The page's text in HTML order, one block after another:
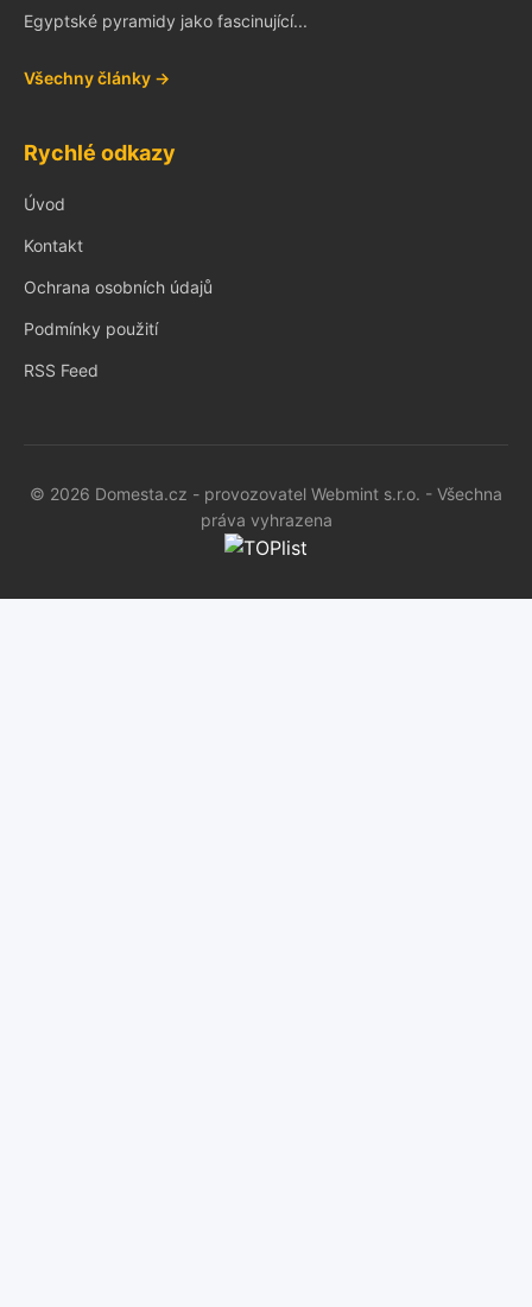
Egyptské pyramidy jako fascinující...
Všechny články →
Rychlé odkazy
Úvod
Kontakt
Ochrana osobních údajů
Podmínky použití
RSS Feed
© 2026 Domesta.cz - provozovatel Webmint s.r.o. - Všechna
práva vyhrazena